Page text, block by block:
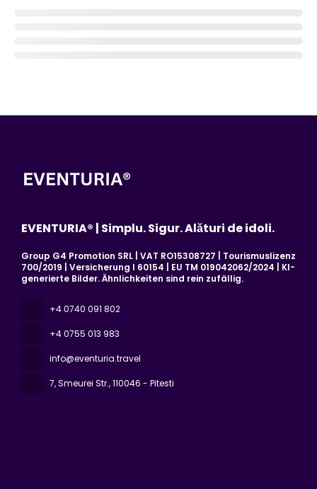
EVENTURIA® | Simplu. Sigur. Alături de idoli.
Group G4 Promotion SRL | VAT RO15308727 | Tourismuslizenz
700/2019 | Versicherung I 60154 | EU TM 019042062/2024 | KI-
generierte Bilder. Ähnlichkeiten sind rein zufällig.
+4 0740 091 802
+4 0755 013 983
info@eventuria.travel
7, Smeurei Str., 110046 - Pitesti